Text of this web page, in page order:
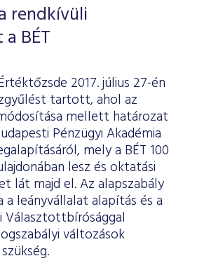
rendkívüli
BÉT
2017. július 27-én
tartott, ahol az
mellett határozat
Pénzügyi Akadémia
mely a BÉT 100
lesz és oktatási
lát majd el. Az alapszabály
a leányvállalat alapítás és a
Választottbírósággal
változások